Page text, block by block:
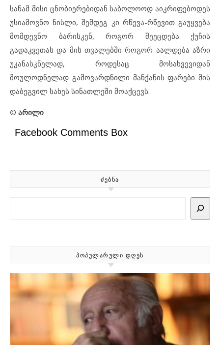
სანამ მისი ცნობიერებიდან საბოლოოდ აიკრიფებოდეს
უსიამოვნო ნისლი, შემდეგ კი რწევა-რწევით გაუყვება
მომდევნო ბარისკენ, როგორ შეეცდება ქუჩის
გადაკვეთას და მის თვალებში როგორ აალდება აზრი
უკანასკნელად, როდესაც მოსახვევიდან
მოულოდნელად გამოვარდნილი მანქანის ფარები მის
დაბეგვილ სახეს სინათლეში მოაქცევს.
© არილი
Facebook Comments Box
ᲫᲔᲑᲜᲐ
ᲞᲝᲞᲣᲚᲐᲠᲣᲚᲘ ᲓᲦᲔᲡ